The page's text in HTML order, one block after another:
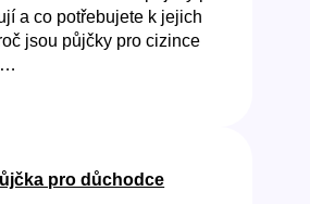
a co potřebujete k jejich
jsou půjčky pro cizince
pro důchodce